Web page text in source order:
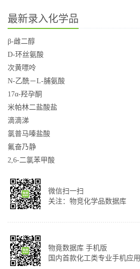
最新录入化学品
β-雌二醇
D-环丝氨酸
次黄嘌呤
N-乙酰－L-脯氨酸
17α-羟孕酮
米帕林二盐酸盐
滴滴涕
氯普马嗪盐酸
氟奋乃静
2,6-二氯苯甲酸
微信扫一扫
关注：物竞化学品数据库
物竟数据库 手机版
国内首款化工类专业手机应用